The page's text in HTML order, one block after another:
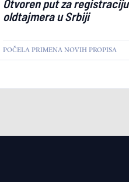
Otvoren put za registraciju
oldtajmera u Srbiji
POČELA PRIMENA NOVIH PROPISA